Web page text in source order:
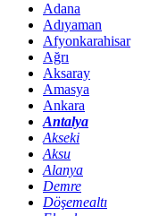
Adana
Adıyaman
Afyonkarahisar
Ağrı
Aksaray
Amasya
Ankara
Antalya
Akseki
Aksu
Alanya
Demre
Döşemealtı